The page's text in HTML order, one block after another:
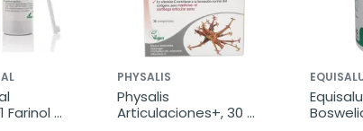
Farinol
PHYSALIS
Physalis
Articulaciones+, 30